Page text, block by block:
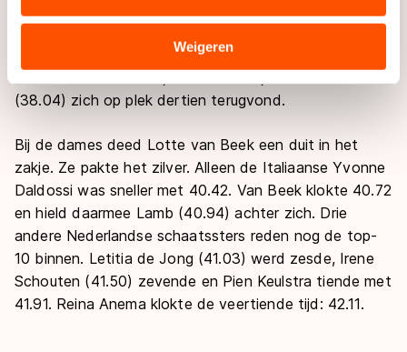
verstrekt of die zij hebben verzameld via hun services.
Sommige partners kunnen gegevens doorgeven aan
landen buiten de EU, zoals de VS, waar mogelijk geen
adequaat beschermingsniveau geldt volgens de GDPR.
Door op ‘Toestaan’ te klikken, stemt u in met deze
Weigeren
Italiaan David Bosa (36.91). Hij bleef Tommi Pulli
(36.98) uit Finland en de Rus Denis Koval (37.16) voor.
Aron Romeijn werd met 37.36 achtste. Bart Schipper
(38.04) zich op plek dertien terugvond.
Bij de dames deed Lotte van Beek een duit in het
zakje. Ze pakte het zilver. Alleen de Italiaanse Yvonne
Daldossi was sneller met 40.42. Van Beek klokte 40.72
en hield daarmee Lamb (40.94) achter zich. Drie
andere Nederlandse schaatssters reden nog de top-
10 binnen. Letitia de Jong (41.03) werd zesde, Irene
Schouten (41.50) zevende en Pien Keulstra tiende met
41.91. Reina Anema klokte de veertiende tijd: 42.11.